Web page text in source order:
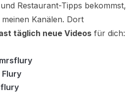
Restaurant-Tipps bekommst,
Kanälen. Dort
täglich neue Videosfür dich:
Flury